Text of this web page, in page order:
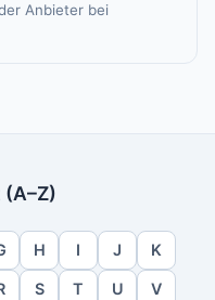
Anbieter bei
H I J K
S T U V